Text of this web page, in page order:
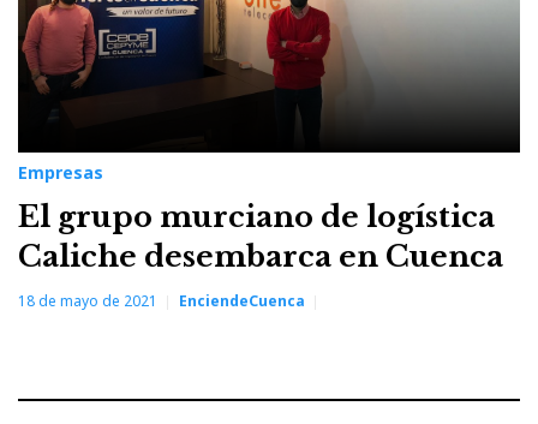
Empresas
El grupo murciano de logística
Caliche desembarca en Cuenca
18 de mayo de 2021 EnciendeCuenca